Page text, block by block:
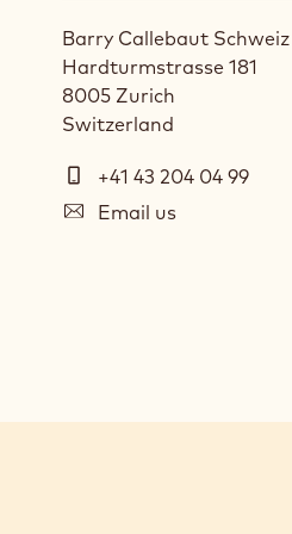
Barry Callebaut Schweiz
Hardturmstrasse 181
8005 Zurich
Switzerland
Telephone
+41 43 204 04 99
E-
Email us